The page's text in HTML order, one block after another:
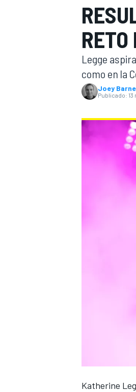
FÓRMULA E
Legge
como en la
Joey
Publicado:
Katherine